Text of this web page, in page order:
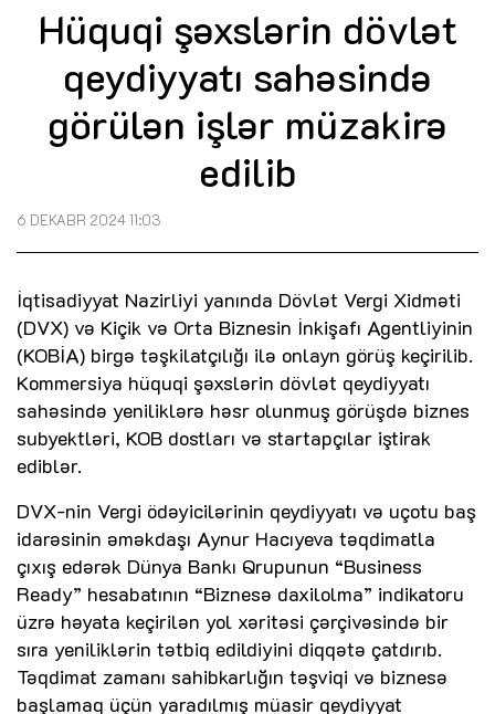
Hüquqi şəxslərin dövlət
qeydiyyatı sahəsində
görülən işlər müzakirə
edilib
6 DEKABR 2024 11:03
İqtisadiyyat Nazirliyi yanında Dövlət Vergi Xidməti
(DVX) və Kiçik və Orta Biznesin İnkişafı Agentliyinin
(KOBİA) birgə təşkilatçılığı ilə onlayn görüş keçirilib.
Kommersiya hüquqi şəxslərin dövlət qeydiyyatı
sahəsində yeniliklərə həsr olunmuş görüşdə biznes
subyektləri, KOB dostları və startapçılar iştirak
ediblər.
DVX-nin Vergi ödəyicilərinin qeydiyyatı və uçotu baş
idarəsinin əməkdaşı Aynur Hacıyeva təqdimatla
çıxış edərək Dünya Bankı Qrupunun “Business
Ready” hesabatının “Biznesə daxilolma” indikatoru
üzrə həyata keçirilən yol xəritəsi çərçivəsində bir
sıra yeniliklərin tətbiq edildiyini diqqətə çatdırıb.
Təqdimat zamanı sahibkarlığın təşviqi və biznesə
başlamaq üçün yaradılmış müasir qeydiyyat